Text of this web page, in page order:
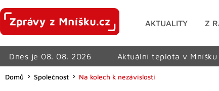
AKTUALITY Z
Dnes je 08. 08. 2026 Aktuální teplota v Mníšku
Domů Společnost Na kolech k nezávislosti